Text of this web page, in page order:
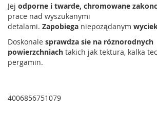
Jej odporne i twarde, chromowane
prace nad wyszukanymi
detalami. Zapobiega niepoządanym
Doskonale sprawdza sie na róznorodnych
powierzchniach takich jak tektura, kalka
pergamin.
4006856751079